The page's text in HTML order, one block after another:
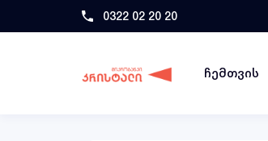
0322 02 20 20
ჩემთვის